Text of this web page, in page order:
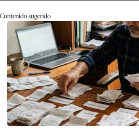
Contenido sugerido